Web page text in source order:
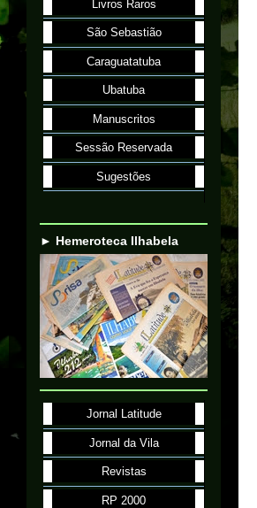
Livros Raros
São Sebastião
Caraguatatuba
Ubatuba
Manuscritos
Sessão Reservada
Sugestões
► Hemeroteca Ilhabela
Jornal Latitude
Jornal da Vila
Revistas
RP 2000